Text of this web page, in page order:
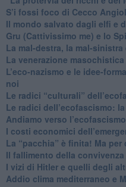
S’i fossi foco di Cecco
​Il mondo salvato dagli elfi e
Gru (Cattivissimo me) e lo
​La mal-destra, la mal-
​La venerazione
​L’eco-nazismo e le idee-
noi
​Le radici “culturali”
Le radici dell’ecofascismo:
Andiamo verso
I costi economici
​La “pacchia” è finita! Ma per
​Il fallimento della
​I vizi di Hitler e quelli degli
Addio clima mediterraneo e